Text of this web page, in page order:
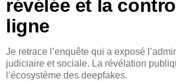
révélée et la
ligne
Je retrace l’enquête qui a exposé
judiciaire et sociale. La révélation
l’écosystème des deepfakes.